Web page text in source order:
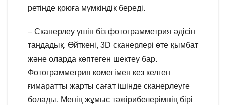
ретінде қоюға мүмкіндік береді.
– Сканерлеу үшін біз фотограмметрия әдісін
таңдадық. Өйткені, 3D сканерлері өте қымбат
және оларда көптеген шектеу бар.
Фотограмметрия көмегімен кез келген
ғимаратты жарты сағат ішінде сканерлеуге
болады. Менің жұмыс тәжірибелерімнің бірі